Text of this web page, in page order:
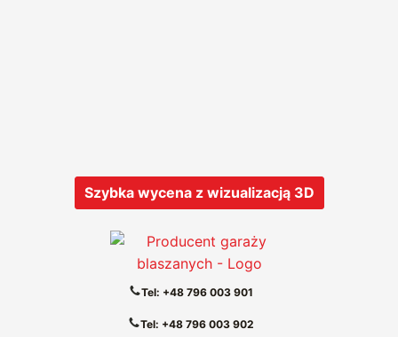
Szybka wycena z wizualizacją 3D
Tel: +48 796 003 901
Tel: +48 796 003 902